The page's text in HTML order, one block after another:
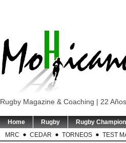
Rugby Magazine & Coaching | 22 Años
Home Rugby Rugby
MRC
CEDAR TORNEOS TEST